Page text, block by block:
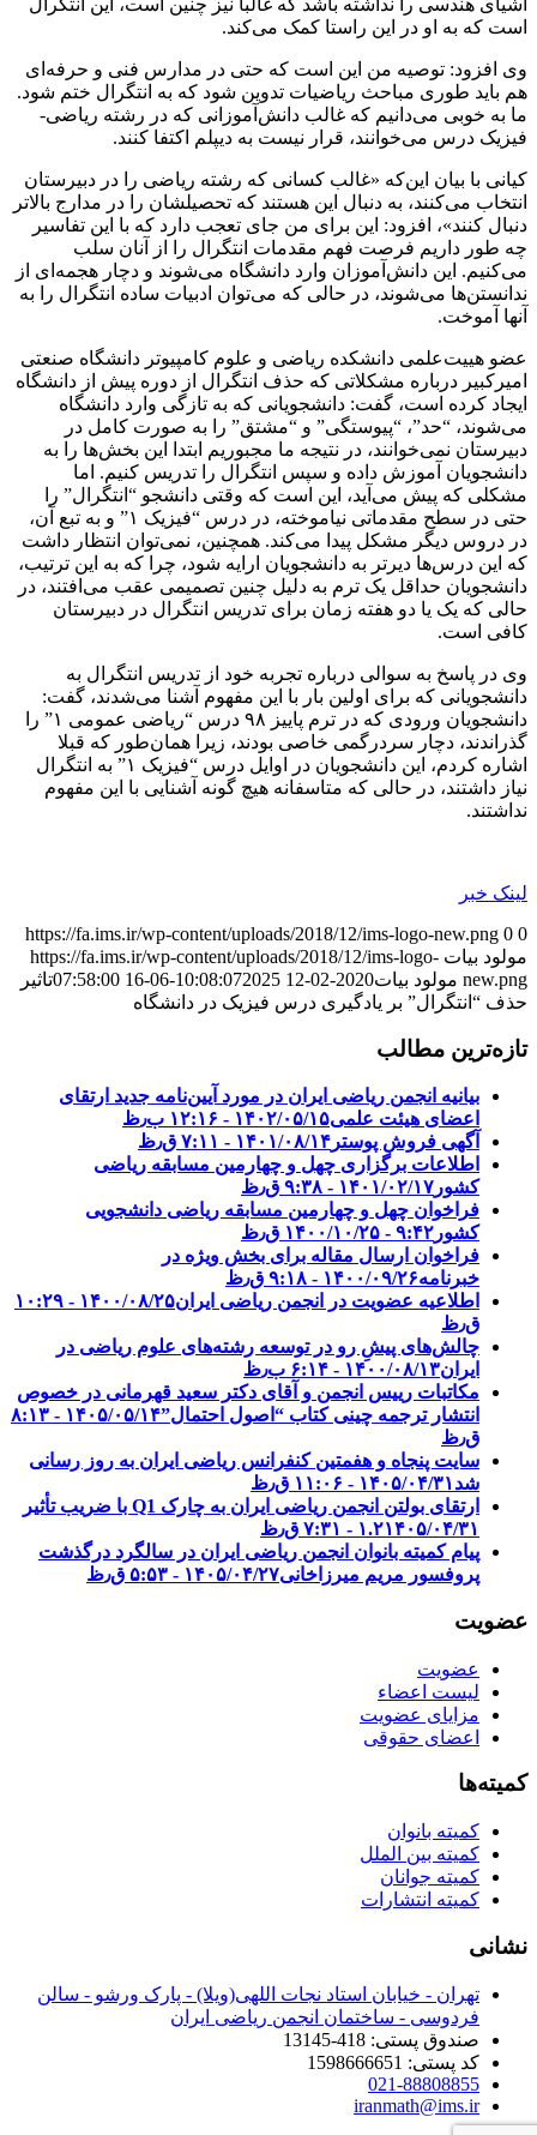
است که به او در این راستا کمک می‌کند.
وی افزود: توصیه من این است که حتی در مدارس فنی و حرفه‌ای
هم باید طوری مباحث ریاضیات تدوین شود که به انتگرال ختم شود.
ما به خوبی می‌دانیم که غالب دانش‌آموزانی که در رشته ریاضی-
فیزیک درس می‌خوانند، قرار نیست به دیپلم اکتفا کنند.
کیانی با بیان این‌که «غالب کسانی که رشته ریاضی را در دبیرستان
انتخاب می‌کنند، به دنبال این هستند که تحصیلشان را در مدارج بالاتر
دنبال کنند»، افزود: این برای من جای تعجب دارد که با این تفاسیر
چه طور داریم فرصت فهم مقدمات انتگرال را از آنان سلب
می‌کنیم. این دانش‌آموزان وارد دانشگاه می‌شوند و دچار هجمه‌ای از
ندانستن‌ها می‌شوند، در حالی که می‌توان ادبیات ساده‌ انتگرال را به
آنها آموخت.
عضو هییت‌علمی دانشکده ریاضی و علوم کامپیوتر دانشگاه صنعتی
امیرکبیر درباره مشکلاتی که حذف انتگرال از دوره‌ پیش از دانشگاه
ایجاد کرده است، گفت: دانشجویانی که به تازگی وارد دانشگاه
می‌شوند، “حد”، “پیوستگی” و “مشتق” را به صورت کامل در
دبیرستان نمی‌خوانند، در نتیجه ما مجبوریم ابتدا این بخش‌ها را به
دانشجویان آموزش داده و سپس انتگرال را تدریس کنیم. اما
مشکلی که پیش می‌آید، این است که وقتی دانشجو “انتگرال” را
حتی در سطح مقدماتی نیاموخته، در درس “فیزیک ۱” و به تبع آن،
در دروس دیگر مشکل پیدا می‌کند. همچنین، نمی‌توان انتظار داشت
که این درس‌ها دیرتر به دانشجویان ارایه شود، چرا که به این ترتیب،
دانشجویان حداقل یک ترم به دلیل چنین تصمیمی عقب می‌افتند، در
حالی که یک یا دو هفته زمان برای تدریس انتگرال در دبیرستان
کافی است.
وی در پاسخ به سوالی درباره تجربه خود از تدریس انتگرال به
دانشجویانی که برای اولین بار با این مفهوم آشنا می‌شدند، گفت:
دانشجویان ورودی که در ترم پاییز ۹۸ درس “ریاضی عمومی ۱” را
گذراندند، دچار سردرگمی خاصی بودند، زیرا همان‌طور که قبلا
اشاره کردم، این دانشجویان در اوایل درس “فیزیک ۱” به انتگرال
نیاز داشتند، در حالی که متاسفانه هیچ گونه آشنایی با این مفهوم
نداشتند.
لینک خبر
https://fa.ims.ir/wp-content/uploads/2018/12/ims-logo-new.png 0 0
مولود بیات https://fa.ims.ir/wp-content/uploads/2018/12/ims-logo-
new.png مولود بیات2020-02-12 10:08:07
2025-06-16 07:58:00
تاثیر
حذف “انتگرال” بر یادگیری درس فیزیک در دانشگاه
تازه‌ترین مطالب
بیانیه انجمن ریاضی ایران در مورد آیین‌نامه جدید ارتقای
اعضای هیئت علمی۱۴۰۲/۰۵/۱۵ - ۱۲:۱۶ ب٫ظ
آگهی فروش پوستر ۱۴۰۱/۰۸/۱۴ - ۷:۱۱ ق٫ظ
اطلاعات برگزاری چهل و چهارمین مسابقه ریاضی
کشور ۱۴۰۱/۰۲/۱۷ - ۹:۳۸ ق٫ظ
فراخوان چهل و چهارمین مسابقه ریاضی دانشجویی
کشور‎‎ ۱۴۰۰/۱۰/۲۵ - ۹:۴۲ ق٫ظ
فراخوان ارسال مقاله برای بخش ویژه در
خبرنامه۱۴۰۰/۰۹/۲۶ - ۹:۱۸ ق٫ظ
اطلاعیه عضویت در انجمن ریاضی ایران
۱۴۰۰/۰۸/۲۵ - ۱۰:۲۹
ق٫ظ
چالش‌های پیشِ رو در توسعه رشته‌های علوم ریاضی در
ایران۱۴۰۰/۰۸/۱۳ - ۶:۱۴ ب٫ظ
مکاتبات رییس انجمن و آقای دکتر سعید قهرمانی در خصوص
انتشار ترجمه چینی کتاب “اصول احتمال”
۱۴۰۵/۰۵/۱۴ - ۸:۱۳
ق٫ظ
سایت پنجاه و هفمتین کنفرانس ریاضی ایران به روز رسانی
شد۱۴۰۵/۰۴/۳۱ - ۱۱:۰۶ ق٫ظ
ارتقای بولتن انجمن ریاضی ایران به چارک Q1 با ضریب تأثیر
۱.۲۱۴۰۵/۰۴/۳۱ - ۷:۳۱ ق٫ظ
پیام کمیته بانوان انجمن ریاضی ایران در سالگرد درگذشت
پروفسور مریم میرزاخانی۱۴۰۵/۰۴/۲۷ - ۵:۵۳ ق٫ظ
عضویت
عضویت
لیست اعضاء
مزایای عضویت
اعضای حقوقی
کمیته‌ها
کمیته بانوان
کمیته بین الملل
کمیته جوانان
کمیته انتشارات
نشانی
تهران - خیابان استاد نجات اللهی(ویلا) - پارک ورشو - سالن
فردوسی - ساختمان انجمن ریاضی ایران
صندوق پستی: 418-13145
کد پستی: 1598666651
021-88808855
iranmath@ims.ir